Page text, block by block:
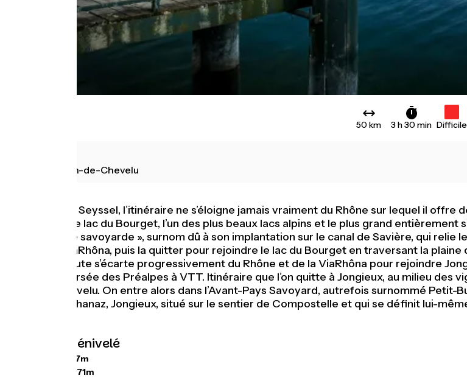
50 km 3 h 30 min Difficile
Saint-Jean-de-Chevelu
Au départ de Seyssel, l’itinéraire ne s’éloigne jamais vraiment du Rhône sur lequel il
crochet par le lac du Bourget, l’un des plus beaux lacs alpins et le plus grand
Petite Venise savoyarde », surnom dû à son implantation sur le canal de Savière, qui
d’abord la ViaRhôna, puis la quitter pour rejoindre le lac du Bourget en traversant la
Chanaz, la route s’écarte progressivement du Rhône et de la ViaRhôna pour rejoindre
grande traversée des Préalpes à VTT. Itinéraire que l’on quitte à Jongieux, au milieu des
Jean-de-Chevelu. On entre alors dans l’Avant-Pays Savoyard, autrefois surnommé
Bourget et Chanaz, Jongieux, situé sur le sentier de Compostelle et qui se définit lui-
Pentes et dénivelé
547m
471m